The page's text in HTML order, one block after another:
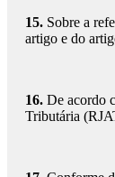
15. Sobre a
artigo e do
16. De acordo
Tributária